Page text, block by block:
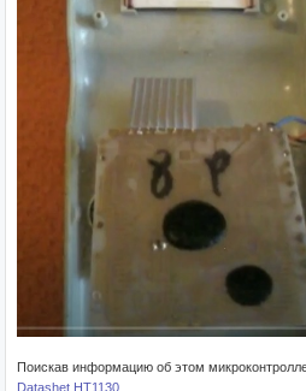
Поискав информацию об этом
Datashet HT1130